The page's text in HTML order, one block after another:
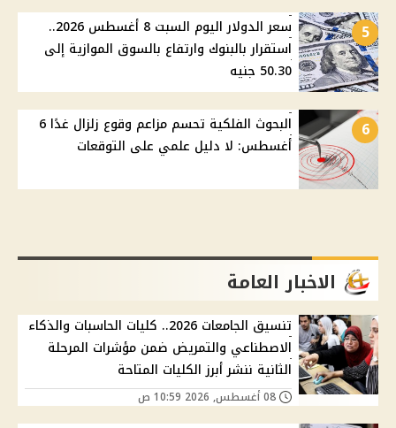
5
سعر الدولار اليوم السبت 8 أغسطس 2026..
استقرار بالبنوك وارتفاع بالسوق الموازية إلى
50.30 جنيه
6
البحوث الفلكية تحسم مزاعم وقوع زلزال غدًا 6
أغسطس: لا دليل علمي على التوقعات
الاخبار العامة
تنسيق الجامعات 2026.. كليات الحاسبات والذكاء
الاصطناعي والتمريض ضمن مؤشرات المرحلة
الثانية ننشر أبرز الكليات المتاحة